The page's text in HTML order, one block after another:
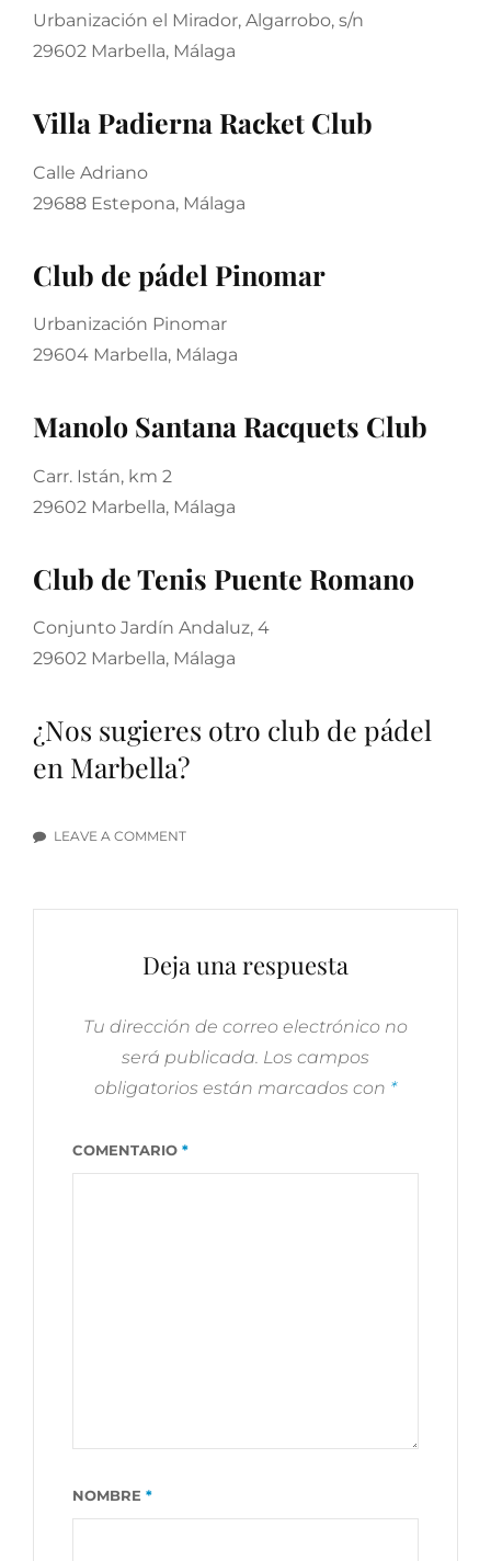
Urbanización el Mirador, Algarrobo, s/n
29602 Marbella, Málaga
Villa Padierna Racket Club
Calle Adriano
29688 Estepona, Málaga
Club de pádel Pinomar
Urbanización Pinomar
29604 Marbella, Málaga
Manolo Santana Racquets Club
Carr. Istán, km 2
29602 Marbella, Málaga
Club de Tenis Puente Romano
Conjunto Jardín Andaluz, 4
29602 Marbella, Málaga
¿Nos sugieres otro club de pádel
en Marbella?
LEAVE A COMMENT
MARBELLA
Deja una respuesta
Tu dirección de correo electrónico no
será publicada. Los campos
obligatorios están marcados con *
COMENTARIO *
NOMBRE *